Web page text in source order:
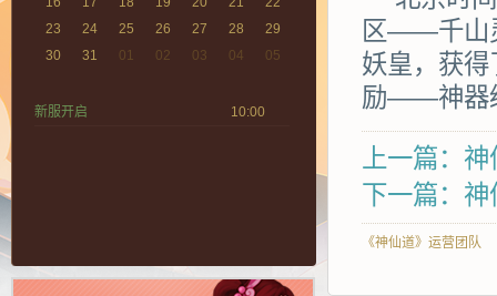
23
24 25 26 27 28
29
30
31 01 02 03 04 05
新服开启 10:00
区——千山
妖皇，获得
励——神器
上一篇：
下一篇：
《神仙道》运营团队